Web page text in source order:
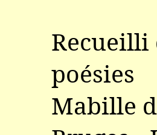
Mabille